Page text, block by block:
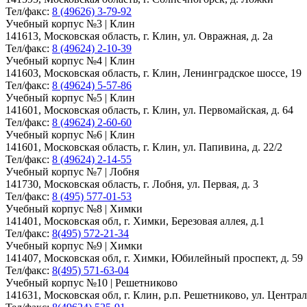
Тел/факс: 8 (49626) 3-79-92
Учебный корпус №3 | Клин
141613, Московская область, г. Клин, ул. Овражная, д. 2а
Тел/факс: 8 (49624) 2-10-39
Учебный корпус №4 | Клин
141603, Московская область, г. Клин, Ленинградское шоссе, 19
Тел/факс: 8 (49624) 5-57-86
Учебный корпус №5 | Клин
141601, Московская область, г. Клин, ул. Первомайская, д. 64
Тел/факс: 8 (49624) 2-60-60
Учебный корпус №6 | Клин
141601, Московская область, г. Клин, ул. Папивина, д. 22/2
Тел/факс: 8 (49624) 2-14-55
Учебный корпус №7 | Лобня
141730, Московская область, г. Лобня, ул. Первая, д. 3
Тел/факс: 8 (495) 577-01-53
Учебный корпус №8 | Химки
141401, Московская обл, г. Химки, Березовая аллея, д.1
Тел/факс: 8(495) 572-21-34
Учебный корпус №9 | Химки
141407, Московская обл, г. Химки, Юбилейный проспект, д. 59
Тел/факс: 8(495) 571-63-04
Учебный корпус №10 | Решетниково
141631, Московская обл, г. Клин, р.п. Решетниково, ул.